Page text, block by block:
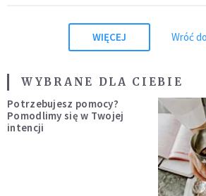
WIĘCEJ Wróć
WYBRANE DLA CIEBIE
Potrzebujesz pomocy?
Pomodlimy się w Twojej
intencji